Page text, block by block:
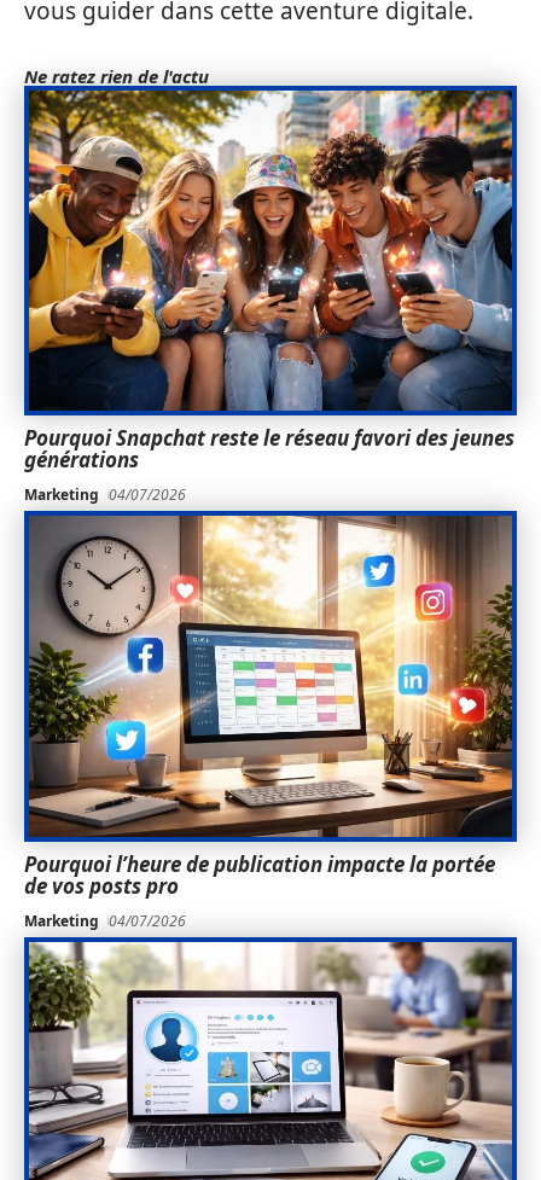
vous guider dans cette aventure digitale.
Ne ratez rien de l'actu
Pourquoi Snapchat reste le réseau favori des jeunes
générations
Marketing 04/07/2026
Pourquoi l’heure de publication impacte la portée
de vos posts pro
Marketing 04/07/2026